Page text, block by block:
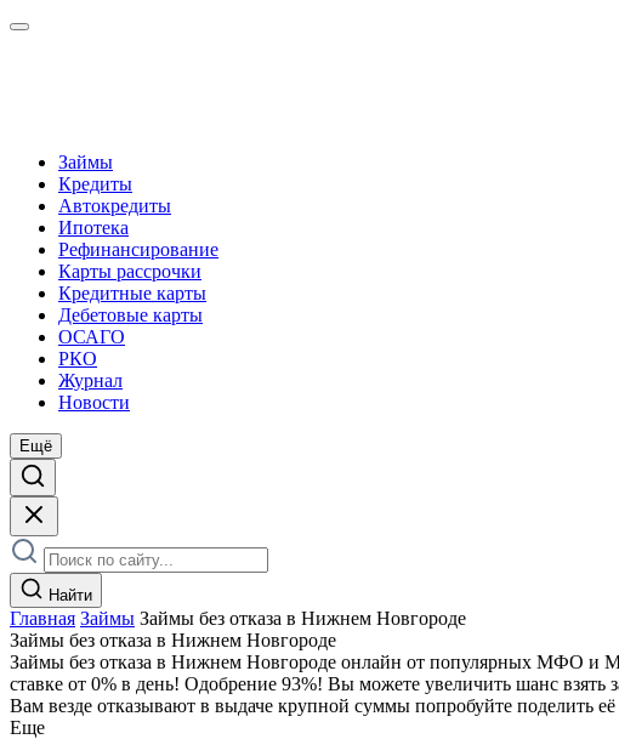
Займы
Кредиты
Автокредиты
Ипотека
Рефинансирование
Карты рассрочки
Кредитные карты
Дебетовые карты
ОСАГО
РКО
Журнал
Новости
Ещё
Найти
Главная Займы Займы без отказа в Нижнем Новгороде
Займы без отказа в Нижнем Новгороде
Займы без отказа в Нижнем Новгороде онлайн от популярных МФО и
ставке от 0% в день! Одобрение 93%! Вы можете увеличить шанс
Вам везде отказывают в выдаче крупной суммы попробуйте поделить
Еще